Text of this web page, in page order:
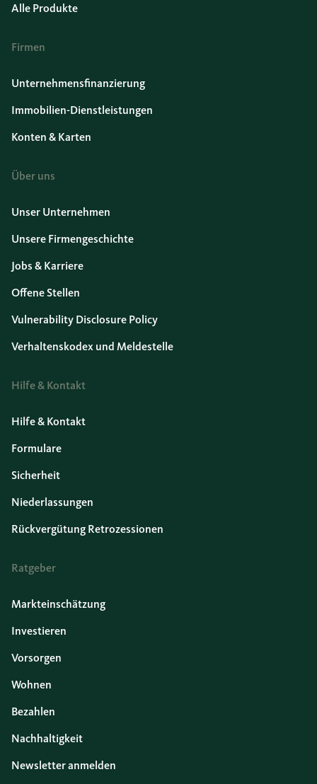
Alle Produkte
Firmen
Unternehmensfinanzierung
Immobilien-Dienstleistungen
Konten & Karten
Über uns
Unser Unternehmen
Unsere Firmengeschichte
Jobs & Karriere
Offene Stellen
Vulnerability Disclosure Policy
Verhaltenskodex und Meldestelle
Hilfe & Kontakt
Hilfe & Kontakt
Formulare
Sicherheit
Niederlassungen
Rückvergütung Retrozessionen
Ratgeber
Markteinschätzung
Investieren
Vorsorgen
Wohnen
Bezahlen
Nachhaltigkeit
Newsletter anmelden